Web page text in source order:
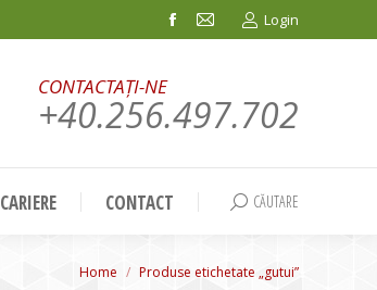
Facebook
in
window
Mail
in
window
Login
CONTACTAȚI-NE
+40.256.497.702
CARIERE CONTACT Search:
CĂUTARE
You are here:
Home Produse etichetate „gutui”